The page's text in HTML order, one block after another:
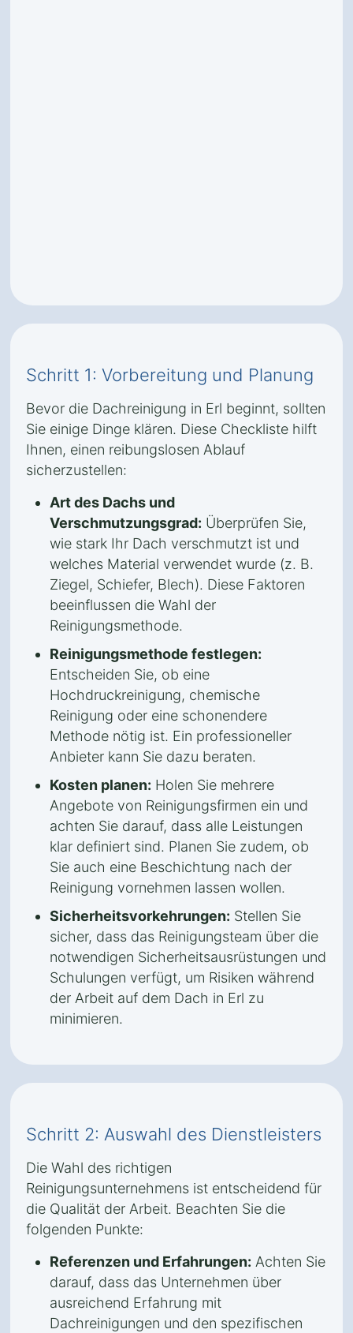
Schritt 1: Vorbereitung und Planung
Bevor die Dachreinigung in Erl beginnt, sollten
Sie einige Dinge klären. Diese Checkliste hilft
Ihnen, einen reibungslosen Ablauf
sicherzustellen:
Art des Dachs und
Verschmutzungsgrad: Überprüfen Sie,
wie stark Ihr Dach verschmutzt ist und
welches Material verwendet wurde (z. B.
Ziegel, Schiefer, Blech). Diese Faktoren
beeinflussen die Wahl der
Reinigungsmethode.
Reinigungsmethode festlegen:
Entscheiden Sie, ob eine
Hochdruckreinigung, chemische
Reinigung oder eine schonendere
Methode nötig ist. Ein professioneller
Anbieter kann Sie dazu beraten.
Kosten planen: Holen Sie mehrere
Angebote von Reinigungsfirmen ein und
achten Sie darauf, dass alle Leistungen
klar definiert sind. Planen Sie zudem, ob
Sie auch eine Beschichtung nach der
Reinigung vornehmen lassen wollen.
Sicherheitsvorkehrungen: Stellen Sie
sicher, dass das Reinigungsteam über die
notwendigen Sicherheitsausrüstungen und
Schulungen verfügt, um Risiken während
der Arbeit auf dem Dach in Erl zu
minimieren.
Schritt 2: Auswahl des Dienstleisters
Die Wahl des richtigen
Reinigungsunternehmens ist entscheidend für
die Qualität der Arbeit. Beachten Sie die
folgenden Punkte:
Referenzen und Erfahrungen: Achten Sie
darauf, dass das Unternehmen über
ausreichend Erfahrung mit
Dachreinigungen und den spezifischen